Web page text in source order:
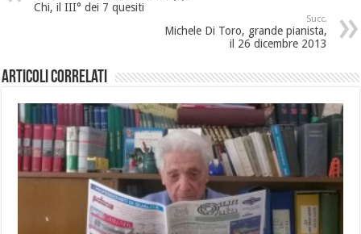
Chi, il III° dei 7 quesiti
Succ.
Michele Di Toro, grande pianista,
il 26 dicembre 2013
Articoli Correlati